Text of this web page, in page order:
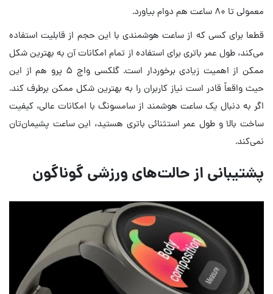
معمولی تا ۸۰ ساعت هم دوام بیاورد.
قطعا برای کسی که از ساعت هوشمندی با این حجم از قابلیت استفاده
می‌کند، طول عمر باتری برای استفاده از تمام امکانات آن به بهترین شکل
ممکن از اهمیت زیادی برخوردار است. گلکسی واچ ۵ پرو هم از این
حیث واقعاً قادر است نیاز کاربران را به بهترین شکل ممکن برطرف کند.
اگر به دنبال یک ساعت هوشمند از سامسونگ با امکانات عالی، کیفیت
ساخت بالا و طول عمر استثنائی باتری هستید، این ساعت پشیمان‌تان
نمی‌کند.
پشتیبانی از حالت‌های ورزشی گوناگون